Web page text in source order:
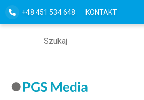
+48 451 534 648 KONTAKT
Filtru według